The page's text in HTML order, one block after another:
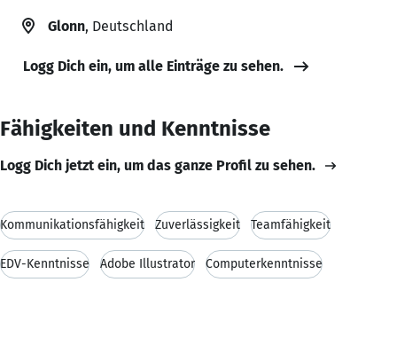
Glonn, Deutschland
Logg Dich ein, um alle Einträge zu sehen.
Fähigkeiten und Kenntnisse
Logg Dich jetzt ein, um das ganze Profil zu sehen.
Kommunikationsfähigkeit Zuverlässigkeit Teamfähigkeit
EDV-Kenntnisse Adobe Illustrator Computerkenntnisse